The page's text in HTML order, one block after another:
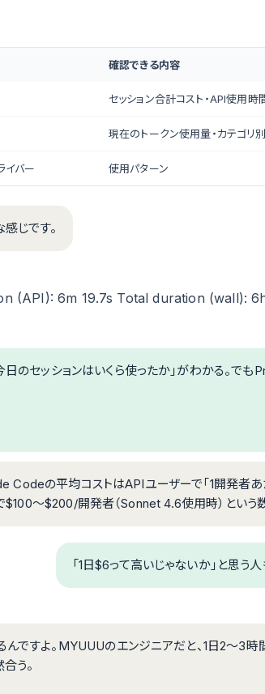
確認できる内容
セッション合計コスト・API使用時
現在のトークン使用量・カテゴリ
イバー 使用パターン
じです。
(API): 6m 19.7s Total duration (wall):
のセッションはいくら使ったか」がわかる。で
Codeの平均コストはAPIユーザーで「1開発者
$100〜$200/開発者（Sonnet 4.6使用時）という
「1日$6って高いじゃないか」と思う
ですよ。MYUUUのエンジニアだと、1日2〜3時
う。